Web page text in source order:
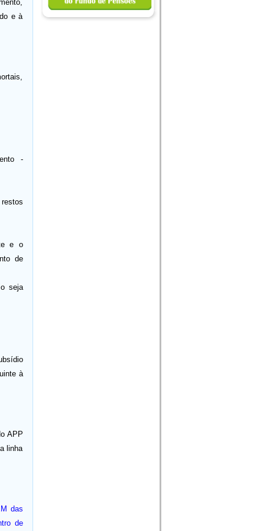
e à
-
e o
de
seja
à
APP
linha
das
de